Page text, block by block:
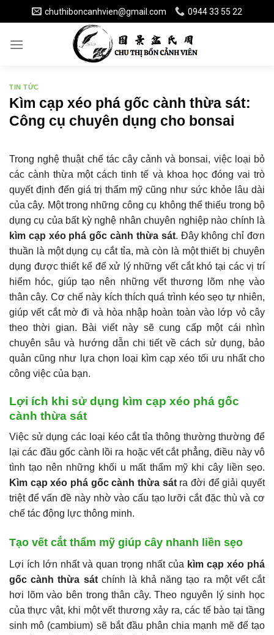
to
content
chuthiboncanhvien@gmail.com 0944 33 55 22
TIN TỨC
Kìm cạp xéo phá gốc cành thừa sát:
Công cụ chuyên dụng cho bonsai
Trong nghệ thuật chế tác cây cảnh và bonsai, việc loại bỏ
các cành thừa một cách tinh tế và khoa học đóng vai trò
quyết định đến giá trị thẩm mỹ cũng như sức khỏe lâu dài
của cây. Một trong những công cụ không thể thiếu trong bộ
dụng cụ của bất kỳ nghệ nhân chuyên nghiệp nào chính là
kìm cạp xéo phá gốc cành thừa sát. Đây không chỉ đơn
thuần là một dụng cụ cắt tỉa, mà còn là một thiết bị chuyên
dụng được thiết kế để xử lý những vết cắt khó tại các vị trí
hiểm hóc, giúp tạo nên những vết thương lõm nhẹ vào
thân cây. Cơ chế này kích thích quá trình kéo sẹo tự nhiên,
giúp vết cắt mờ đi và hòa nhập hoàn toàn vào lớp vỏ cây
theo thời gian. Bài viết này sẽ cung cấp một cái nhìn
chuyên sâu và hướng dẫn chi tiết về cách sử dụng, bảo
quản cũng như lựa chọn loại kìm cạp xéo tối ưu nhất cho
công việc của bạn.
Lợi ích khi sử dụng kìm cạp xéo phá gốc
cành thừa sát
Việc sử dụng các loại kéo cắt tỉa thông thường thường để
lại các đầu gốc cành lồi ra hoặc vết cắt phẳng, điều này vô
tình tạo nên những khối u mất thẩm mỹ khi cây liền sẹo.
Kìm cạp xéo phá gốc cành thừa sátra đời để giải quyết
triệt để vấn đề này nhờ vào cấu tạo lưỡi cắt đặc thù và cơ
chế tác động lực thông minh.
Tạo vết cắt thẩm mỹ giúp cây nhanh liền sẹo
Lợi ích lớn nhất và quan trọng nhất của kìm cạp xéo phá
gốc cành thừa sátchính là khả năng tạo ra một vết cắt
hơi lõm vào bên trong thân cây. Theo nguyên lý sinh học
của thực vật, khi một vết thương xảy ra, các tế bào tại tầng
sinh mô (cambium) sẽ bắt đầu phân chia mạnh mẽ để tạo